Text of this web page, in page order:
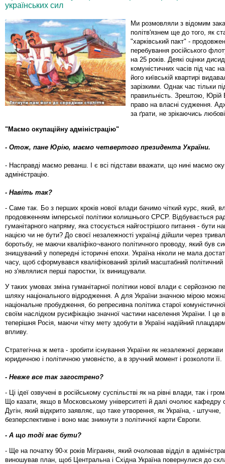
українських сил
Ми розмовляли з відомим
політв'язнем ще до того, як
"харківський пакт" -
перебування російського
на 25 років. Деякі оцінки
комуністичних часів під час
його київській квартирі
зарізкими. Однак час тільки
правильність. Зрештою, Юрій
право на власні судження.
за ґрати, не зрікаючись
"Маємо окупаційну адміністрацію"
- Отож, пане Юрію, маємо четвертого президента України.
- Насправді маємо реванш. І є всі підстави вважати, що нині маємо
адміністрацію.
- Навіть так?
- Саме так. Бо з перших кроків нової влади бачимо чіткий курс, який,
продовженням імперської політики колишнього СРСР. Відбувається
гуманітарного напряму, яка стосується найгострішого питання - бути
нацією чи не бути? До своєї незалежності українці дійшли через
боротьбу, не маючи кваліфіко¬ваного політичного проводу, який був
знищуваний у попередні історичні епохи. Україна ніколи не мала
часу, щоб сформувався кваліфікований зрілий масштабний політичний
но з'являлися перші паростки, їх винищували.
У таких умовах зміна гуманітарної політики нової влади є серйозною
шляху національного відродження. А для України значною мірою
національне пробудження, бо репресивна політика старої
своїм наслідком русифікацію значної частини населення України. І це
теперішня Росія, маючи чітку мету здобути в Україні надійний
впливу.
Стратегічна ж мета - зробити існування України як незалежної держави
юридичною і політичною умовністю, а в зручний момент і розколоти її.
- Невже все так загострено?
- Ці ідеї озвучені в російському суспільстві як на рівні влади, так і
Що казати, якщо в Московському університеті й далі очолює кафедру
Дугін, який відкрито заявляє, що таке утворення, як Україна, - штучне,
безперспективне і воно має зникнути з політичної карти Європи.
- А що тоді має бути?
- Ще на початку 90-х років Мігранян, який очолював відділ в
виношував план, щоб Центральна і Східна Україна повернулися до